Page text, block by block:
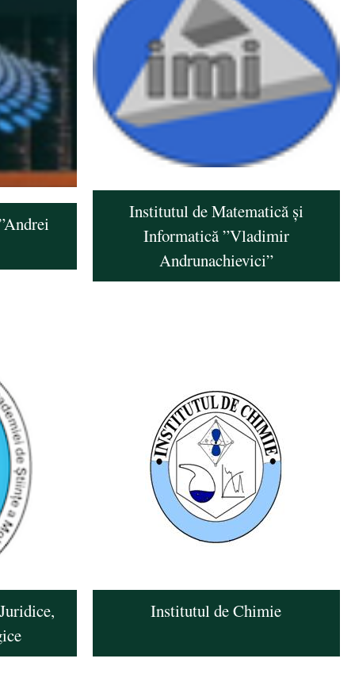
Institutul de Matematică și
Informatică ”Vladimir
Andrunachievici”
Institutul de Chimie